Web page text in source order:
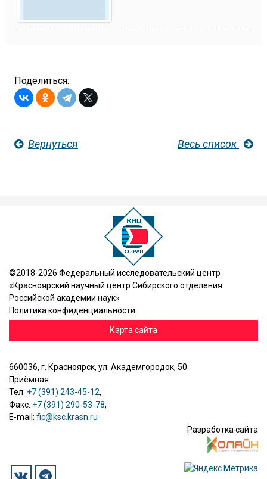
Поделиться:
Вернуться Весь список
©2018-2026 Федеральный исследовательский центр
«Красноярский научный центр Сибирского отделения
Российской академии наук»
Политика конфиденциальности
Карта сайта
660036, г. Красноярск, ул. Академгородок, 50
Приёмная:
Тел: +7 (391) 243-45-12,
Факс: +7 (391) 290-53-78,
E-mail: fic@ksc.krasn.ru
Разработка сайта